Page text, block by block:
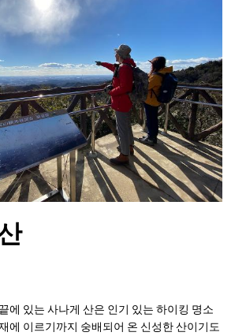
에 있는 사나게 산은 인기 있는 하이킹 명소
에 이르기까지 숭배되어 온 신성한 산이기도